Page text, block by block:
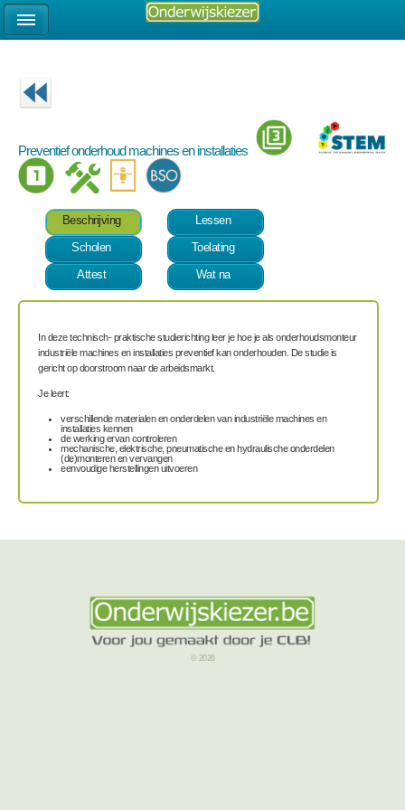
Preventief onderhoud machines en installaties
Beschrijving
Lessen
Scholen
Toelating
Attest
Wat na
In deze technisch- praktische studierichting leer je hoe je als onderhoudsmonteur
industriële machines en installaties preventief kan onderhouden. De studie is
gericht op doorstroom naar de arbeidsmarkt.
Je leert:
verschillende materialen en onderdelen van industriële machines en
installaties kennen
de werking ervan controleren
mechanische, elektrische, pneumatische en hydraulische onderdelen
(de)monteren en vervangen
eenvoudige herstellingen uitvoeren
© 2026